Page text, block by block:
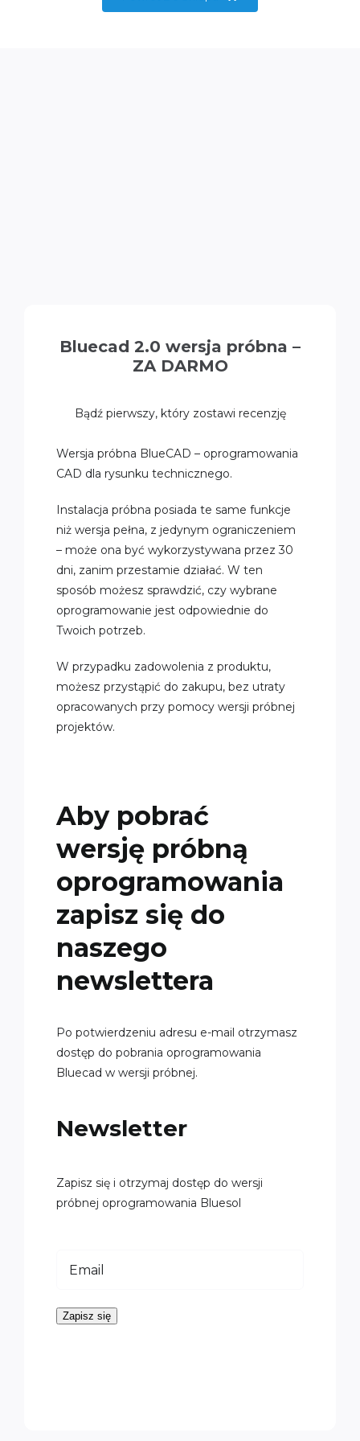
Bluecad 2.0 wersja próbna –
ZA DARMO
Bądź pierwszy, który zostawi recenzję
Wersja próbna BlueCAD – oprogramowania
CAD dla rysunku technicznego.
Instalacja próbna posiada te same funkcje
niż wersja pełna, z jedynym ograniczeniem
– może ona być wykorzystywana przez 30
dni, zanim przestamie działać. W ten
sposób możesz sprawdzić, czy wybrane
oprogramowanie jest odpowiednie do
Twoich potrzeb.
W przypadku zadowolenia z produktu,
możesz przystąpić do zakupu, bez utraty
opracowanych przy pomocy wersji próbnej
projektów.
Aby pobrać
wersję próbną
oprogramowania
zapisz się do
naszego
newslettera
Po potwierdzeniu adresu e-mail otrzymasz
dostęp do pobrania oprogramowania
Bluecad w wersji próbnej.
Newsletter
Zapisz się i otrzymaj dostęp do wersji
próbnej oprogramowania Bluesol
Zapisz się